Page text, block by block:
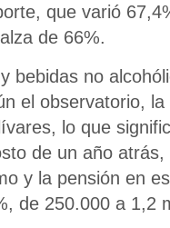
que varió
de 66%.
bebidas no
el observatorio,
lo que
de un año
y la pensión en
de 250.000 a 1,2